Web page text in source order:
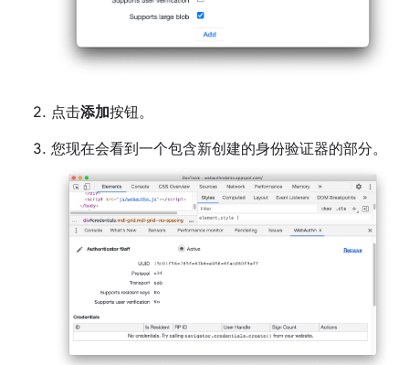
点击添加按钮。
您现在会看到一个包含新创建的身份验证器的部分。